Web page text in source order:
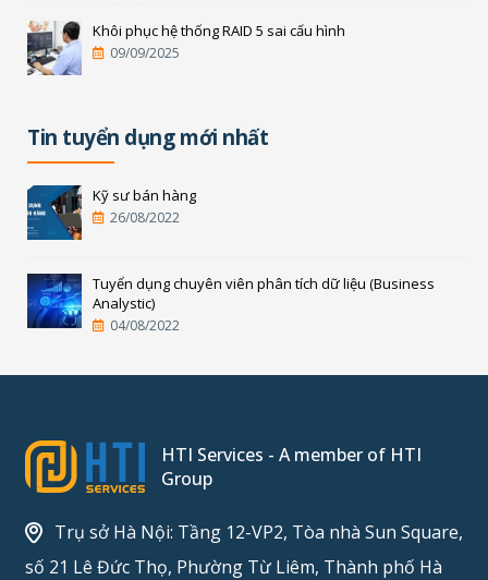
Khôi phục hệ thống RAID 5 sai cấu hình
09/09/2025
Tin tuyển dụng mới nhất
Kỹ sư bán hàng
26/08/2022
Tuyển dụng chuyên viên phân tích dữ liệu (Business
Analystic)
04/08/2022
HTI Services - A member of HTI
Group
Trụ sở Hà Nội: Tầng 12-VP2, Tòa nhà Sun Square,
số 21 Lê Đức Thọ, Phường Từ Liêm, Thành phố Hà